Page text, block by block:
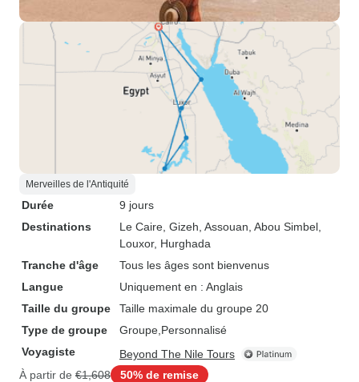
Merveilles de l'Antiquité
Durée
9 jours
Destinations
Le Caire , Gizeh , Assouan , Abou Simbel
Louxor, Hurghada
Tranche d'âge
Tous les âges sont bienvenus
Langue
Uniquement en : Anglais
Taille du groupe
Taille maximale du groupe 20
Type de groupe
Groupe Personnalisé
Voyagiste
Beyond The Nile Tours
À partir de €1,608 50% de remise